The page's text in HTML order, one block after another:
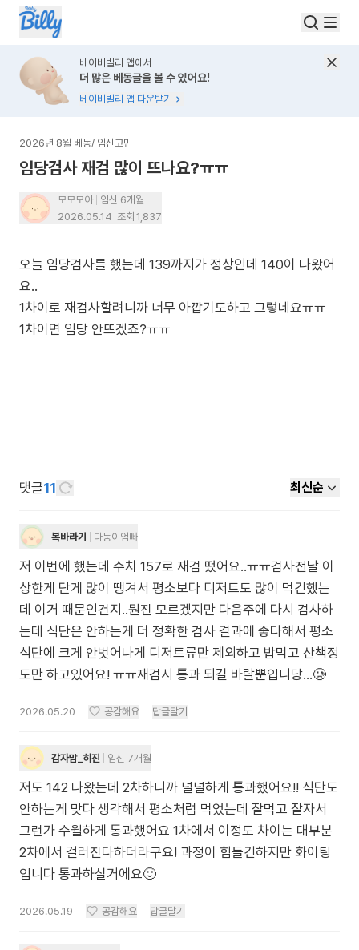
베이비빌리 앱에서
더 많은 베동글을 볼 수 있어요!
베이비빌리 앱 다운받기
2026년 8월 베동/ 임신고민
임당검사 재검 많이 뜨나요?ㅠㅠ
모모모아
임신 6개월
2026.05.14 조회 1,837
오늘 임당검사를 했는데 139까지가 정상인데 140이 나왔어
요..
1차이로 재검사할려니까 너무 아깝기도하고 그렇네요ㅠㅠ
1차이면 임당 안뜨겠죠?ㅠㅠ
댓글11 최신순
복바라기 다둥이엄빠
저 이번에 했는데 수치 157로 재검 떴어요..ㅠㅠ검사전날 이
상한게 단게 많이 땡겨서 평소보다 디저트도 많이 먹긴했는
데 이거 때문인건지..뭔진 모르겠지만 다음주에 다시 검사하
는데 식단은 안하는게 더 정확한 검사 결과에 좋다해서 평소
식단에 크게 안벗어나게 디저트류만 제외하고 밥먹고 산책정
도만 하고있어요! ㅠㅠ재검시 통과 되길 바랄뿐입니당...🥲
2026.05.20 공감해요 답글달기
감자맘_히진 임신 7개월
저도 142 나왔는데 2차하니까 널널하게 통과했어요!! 식단도
안하는게 맞다 생각해서 평소처럼 먹었는데 잘먹고 잘자서
그런가 수월하게 통과했어요 1차에서 이정도 차이는 대부분
2차에서 걸러진다하더라구요! 과정이 힘들긴하지만 화이팅
입니다 통과하실거에요🙂
2026.05.19 공감해요 답글달기